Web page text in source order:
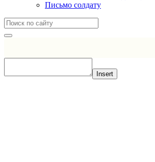
Письмо солдату
Insert